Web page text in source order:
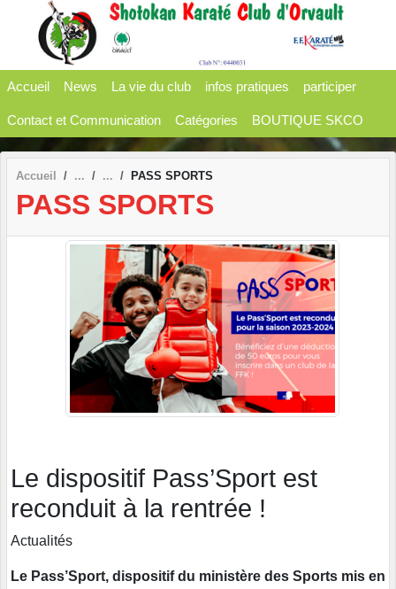
Accueil News La vie du club infos pratiques participer
Contact et Communication Catégories BOUTIQUE SKCO
Accueil PASS SPORTS
PASS SPORTS
Le dispositif Pass’Sport est
reconduit à la rentrée !
Actualités
Le Pass’Sport, dispositif du ministère des Sports mis en
Panneau de gestion des cookies